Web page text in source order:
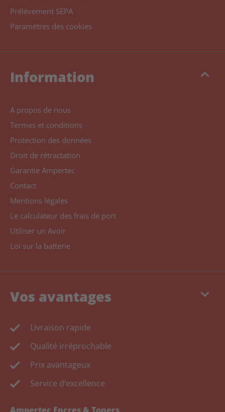
Prélèvement SEPA
Paramètres des cookies
keyboard_arrow_up
Information
A propos de nous
Termes et conditions
Protection des données
Droit de rétractation
Garantie Ampertec
Contact
Mentions légales
Le calculateur des frais de port
Utiliser un Avoir
Loi sur la batterie
keyboard_arrow_down
Vos avantages
Livraison rapide
Qualité irréprochable
Prix avantageux
Service d‘excellence